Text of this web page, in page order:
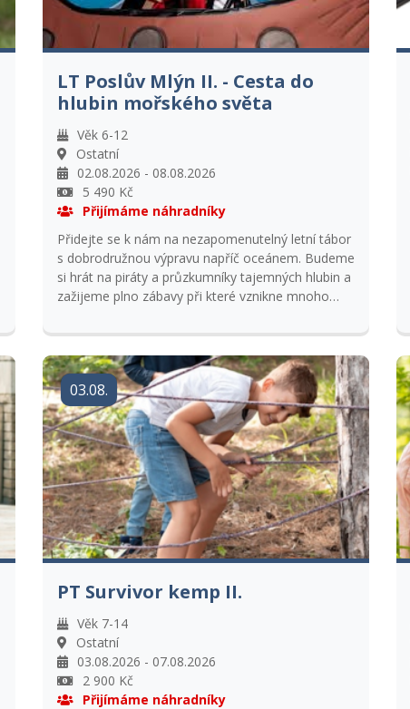
LT Poslův Mlýn II. - Cesta do
hlubin mořského světa
Věk 6-12
Ostatní
02.08.2026 - 08.08.2026
5 490 Kč
Přijímáme náhradníky
Přidejte se k nám na nezapomenutelný letní tábor
s dobrodružnou výpravu napříč oceánem. Budeme
si hrát na piráty a průzkumníky tajemných hlubin a
zažijeme plno zábavy při které vznikne mnoho
aby děti zažily pestrou škálu aktivit, které rozvíjejí
jejich dovednosti, kreativitu a týmového ducha.
03.08.
PT Survivor kemp II.
Věk 7-14
Ostatní
03.08.2026 - 07.08.2026
2 900 Kč
Přijímáme náhradníky